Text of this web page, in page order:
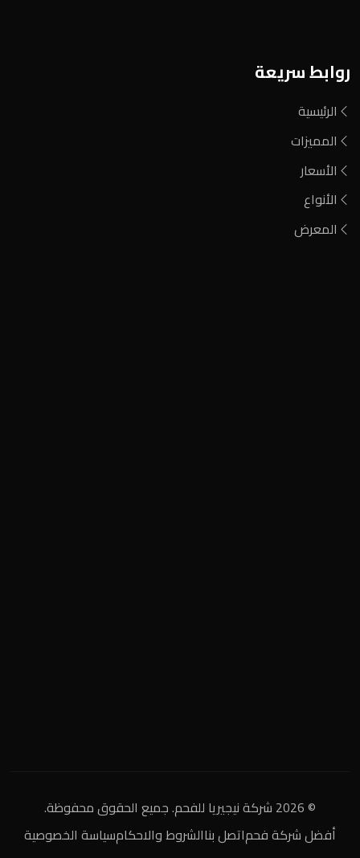
روابط سريعة
الرئيسية
المميزات
الأسعار
الأنواع
المعرض
© 2026 شركة نيجيريا للفحم. جميع الحقوق محفوظة.
أفضل شركة فحماتصل بناالشروط والاحكامسياسة الخصوصية